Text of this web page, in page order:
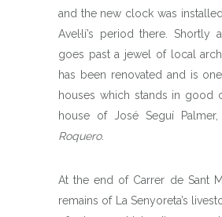
and the new clock was
Avel·lí’s period there. Shortly
goes past a jewel of local
has been renovated and is
houses which stands in good
house of José Seguí
Roquero.
At the end of Carrer de Sant
remains of La Senyoreta’s